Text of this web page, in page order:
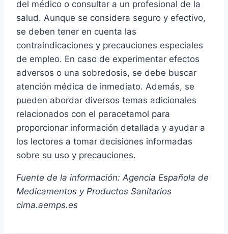
del médico o consultar a un profesional de la
salud. Aunque se considera seguro y efectivo,
se deben tener en cuenta las
contraindicaciones y precauciones especiales
de empleo. En caso de experimentar efectos
adversos o una sobredosis, se debe buscar
atención médica de inmediato. Además, se
pueden abordar diversos temas adicionales
relacionados con el paracetamol para
proporcionar información detallada y ayudar a
los lectores a tomar decisiones informadas
sobre su uso y precauciones.
Fuente de la información: Agencia Española de
Medicamentos y Productos Sanitarios
cima.aemps.es